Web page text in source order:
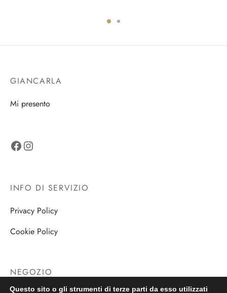
GIANCARLA
Mi presento
Facebook
INFO DI SERVIZIO
Privacy Policy
Cookie Policy
NEGOZIO
Questo sito o gli strumenti di terze parti da esso utilizzati